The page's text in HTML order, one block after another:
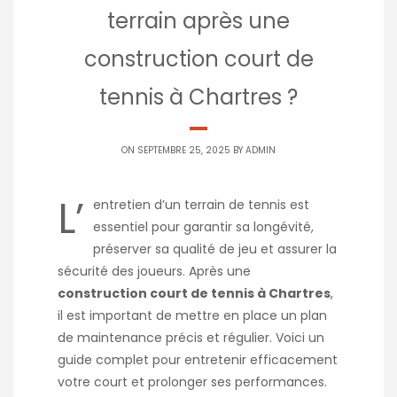
terrain après une
construction court de
tennis à Chartres ?
ON SEPTEMBRE 25, 2025 BY ADMIN
L’ entretien d’un terrain de tennis est
essentiel pour garantir sa longévité,
préserver sa qualité de jeu et assurer la
sécurité des joueurs. Après une
construction court de tennis à Chartres,
il est important de mettre en place un plan
de maintenance précis et régulier. Voici un
guide complet pour entretenir efficacement
votre court et prolonger ses performances.